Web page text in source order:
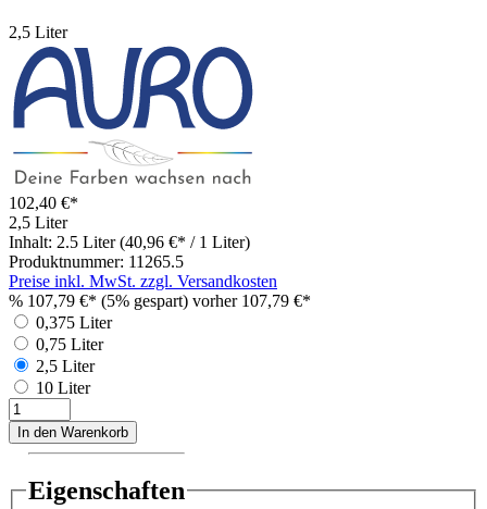
2,5 Liter
102,40 €*
2,5 Liter
Inhalt: 2.5 Liter (40,96 €* / 1 Liter)
Produktnummer: 11265.5
Preise inkl. MwSt. zzgl. Versandkosten
% 107,79 €* (5% gespart) vorher 107,79 €*
0,375 Liter
0,75 Liter
2,5 Liter
10 Liter
In den Warenkorb
Eigenschaften